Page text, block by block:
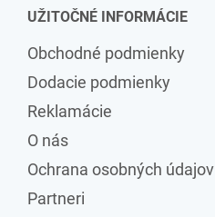
UŽITOČNÉ INFORMÁCIE
Obchodné podmienky
Dodacie podmienky
Reklamácie
O nás
Ochrana osobných údajov
Partneri